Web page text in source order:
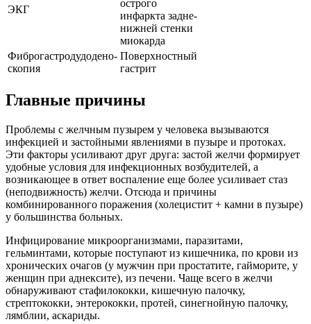
ЭКГ
острого
инфаркта задне-
нижней стенки
миокарда
Фиброгастродудодено-
скопия
Поверхностный
гастрит
Главные причины
Проблемы с желчным пузырем у человека вызываются
инфекцией и застойными явлениями в пузыре и протоках.
Эти факторы усиливают друг друга: застой желчи формирует
удобные условия для инфекционных возбудителей, а
возникающее в ответ воспаление еще более усиливает стаз
(неподвижность) желчи. Отсюда и причины
комбинированного поражения (холецистит + камни в пузыре)
у большинства больных.
Инфицирование микроорганизмами, паразитами,
гельминтами, которые поступают из кишечника, по крови из
хронических очагов (у мужчин при простатите, гайморите, у
женщин при аднексите), из печени. Чаще всего в желчи
обнаруживают стафилококки, кишечную палочку,
стрептококки, энтерококки, протей, синегнойную палочку,
лямблии, аскариды.